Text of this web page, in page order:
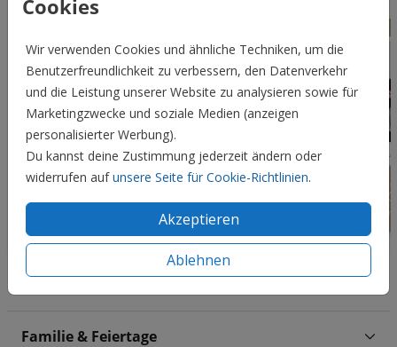
Cookies
Wir verwenden Cookies und ähnliche Techniken, um die
Benutzerfreundlichkeit zu verbessern, den Datenverkehr
und die Leistung unserer Website zu analysieren sowie für
Marketingzwecke und soziale Medien (anzeigen
personalisierter Werbung).
Du kannst deine Zustimmung jederzeit ändern oder
widerrufen aufunsere Seite für Cookie-Richtlinien.
Akzeptieren
Ablehnen
Familie & Feiertage